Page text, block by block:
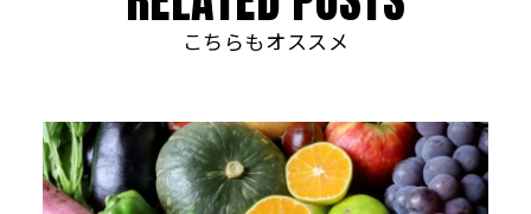
こちらもオススメ